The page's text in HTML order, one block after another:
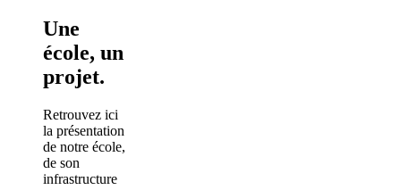
Une
école, un
projet.
Retrouvez ici
la présentation
de notre école,
de son
infrastructure